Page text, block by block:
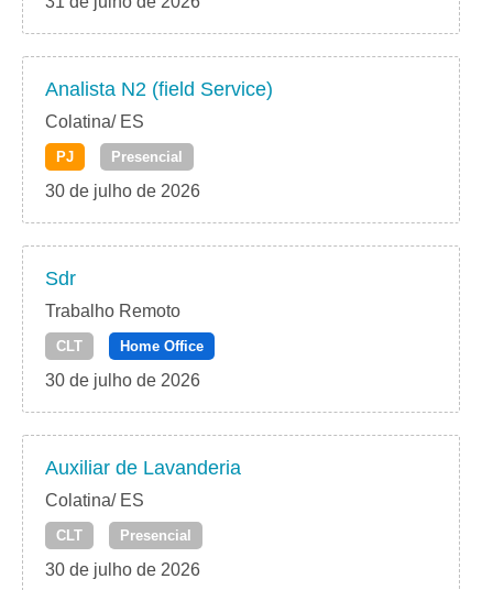
Analista N2 (field Service)
Colatina/ ES
PJ Presencial
30 de julho de 2026
Sdr
Trabalho Remoto
CLT Home Office
30 de julho de 2026
Auxiliar de Lavanderia
Colatina/ ES
CLT Presencial
30 de julho de 2026